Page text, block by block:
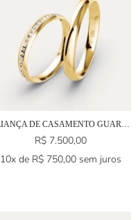
ALIANÇA DE CASAMENTO GUARULHOS EM OURO 18K
R$7.500,00
10x de R$750,00 sem juros